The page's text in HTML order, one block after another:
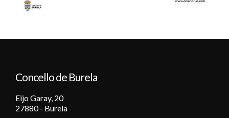
Concello de Burela
Eijo Garay, 20
27880 - Burela